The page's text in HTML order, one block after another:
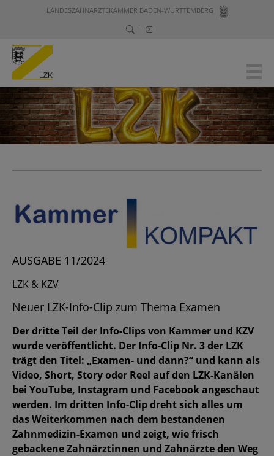
LANDESZAHNÄRZTEKAMMER BADEN-WÜRTTEMBERG
AUSGABE 11/2024
LZK & KZV
Neuer LZK-Info-Clip zum Thema Examen
Der dritte Teil der Info-Clips von Kammer und KZV
wurde veröffentlicht. Der Info-Clip Nr. 3 der LZK
trägt den Titel: „Examen- und dann?“ und kann als
Video, Short, Story oder Reel auf den LZK-Kanälen
bei YouTube, Instagram und Facebook angeschaut
werden. Im dritten Info-Clip dreht sich alles um
das Weiterkommen nach dem bestandenen
Zahnmedizin-Examen und zeigt, wie frisch
gebackene Zahnärztinnen und Zahnärzte den Weg